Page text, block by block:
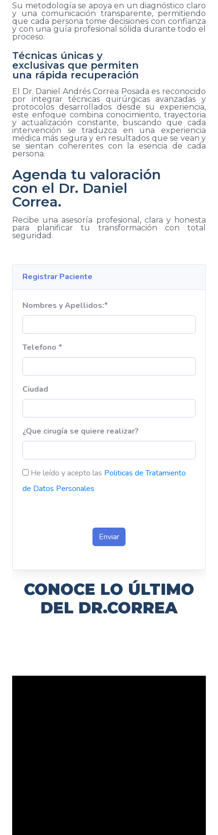
Su metodología se apoya en un diagnóstico claro
y una comunicación transparente, permitiendo
que cada persona tome decisiones con confianza
y con una guía profesional sólida durante todo el
proceso.
Técnicas únicas y
exclusivas que permiten
una rápida recuperación
El Dr. Daniel Andrés Correa Posada es reconocido
por integrar técnicas quirúrgicas avanzadas y
protocolos desarrollados desde su experiencia,
este enfoque combina conocimiento, trayectoria
y actualización constante, buscando que cada
intervención se traduzca en una experiencia
médica más segura y en resultados que se vean y
se sientan coherentes con la esencia de cada
persona.
Agenda tu valoración
con el Dr. Daniel
Correa.
Recibe una asesoría profesional, clara y honesta
para planificar tu transformación con total
seguridad.
CONOCE LO ÚLTIMO
DEL DR.CORREA